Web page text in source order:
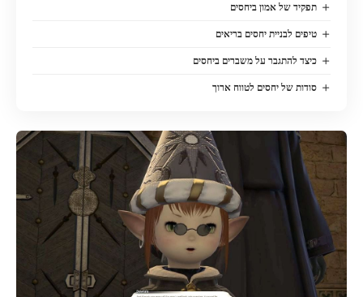
תפקיד של אמון ביחסים
טיפים לבניית יחסים בריאים
כיצד להתגבר על משברים ביחסים
סודות של יחסים לטווח ארוך